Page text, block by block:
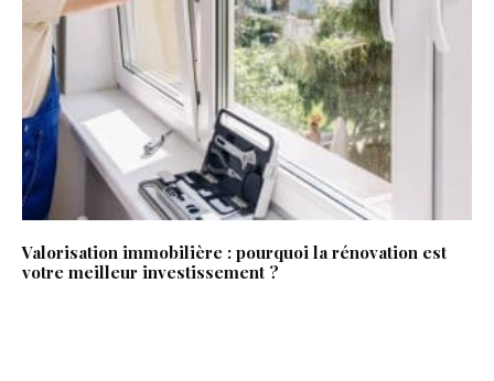
Valorisation immobilière : pourquoi la rénovation est
votre meilleur investissement ?